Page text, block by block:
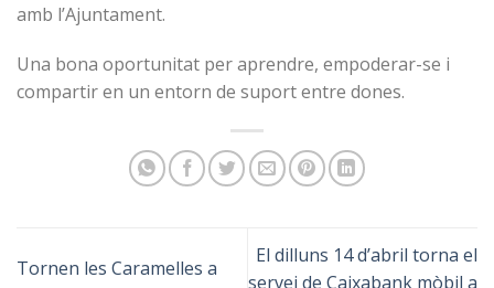
amb l’Ajuntament.
Una bona oportunitat per aprendre, empoderar-se i
compartir en un entorn de suport entre dones.
Tornen les Caramelles a
El dilluns 14 d’abril torna el
servei de Caixabank mòbil a